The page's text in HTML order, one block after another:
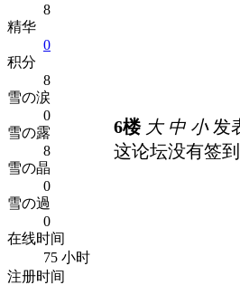
8
精华
0
积分
8
雪の涙
0
雪の露
8
雪の晶
0
雪の過
0
在线时间
75 小时
注册时间
6楼 大 中 小发
这论坛没有签